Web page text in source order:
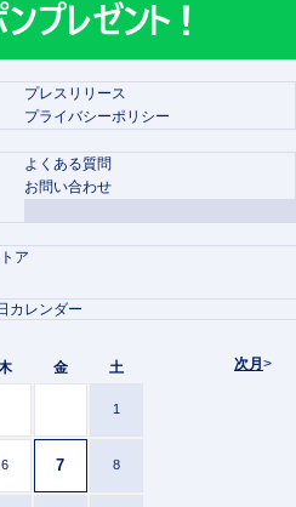
プレスリリース
プライバシーポリシー
よくある質問
お問い合わせ
ア
次月 >
カレンダー
金 土
1
6 7 8